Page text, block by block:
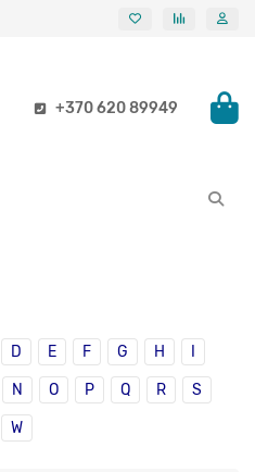
+370 620 89949
D E F G H
N O P Q R S
W